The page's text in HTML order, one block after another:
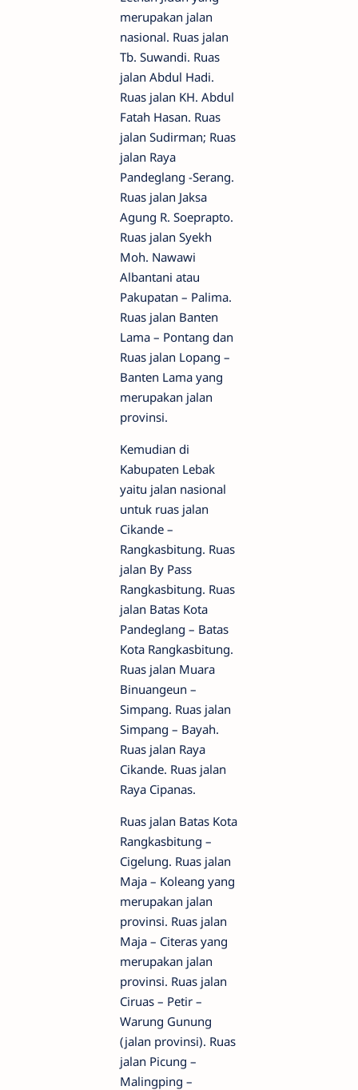
merupakan jalan
nasional. Ruas jalan
Tb. Suwandi. Ruas
jalan Abdul Hadi.
Ruas jalan KH. Abdul
Fatah Hasan. Ruas
jalan Sudirman; Ruas
jalan Raya
Pandeglang -Serang.
Ruas jalan Jaksa
Agung R. Soeprapto.
Ruas jalan Syekh
Moh. Nawawi
Albantani atau
Pakupatan – Palima.
Ruas jalan Banten
Lama – Pontang dan
Ruas jalan Lopang –
Banten Lama yang
merupakan jalan
provinsi.
Kemudian di
Kabupaten Lebak
yaitu jalan nasional
untuk ruas jalan
Cikande –
Rangkasbitung. Ruas
jalan By Pass
Rangkasbitung. Ruas
jalan Batas Kota
Pandeglang – Batas
Kota Rangkasbitung.
Ruas jalan Muara
Binuangeun –
Simpang. Ruas jalan
Simpang – Bayah.
Ruas jalan Raya
Cikande. Ruas jalan
Raya Cipanas.
Ruas jalan Batas Kota
Rangkasbitung –
Cigelung. Ruas jalan
Maja – Koleang yang
merupakan jalan
provinsi. Ruas jalan
Maja – Citeras yang
merupakan jalan
provinsi. Ruas jalan
Ciruas – Petir –
Warung Gunung
(jalan provinsi). Ruas
jalan Picung –
Malingping –